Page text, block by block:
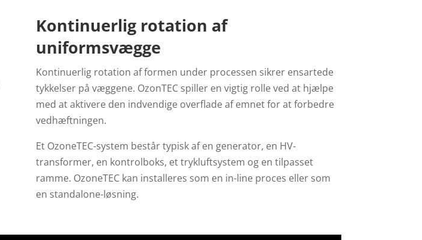
Kontinuerlig rotation af
uniformsvægge
Kontinuerlig rotation af formen under processen sikrer ensartede
tykkelser på væggene. OzonTEC spiller en vigtig rolle ved at hjælpe
med at aktivere den indvendige overflade af emnet for at forbedre
vedhæftningen.
Et OzoneTEC-system består typisk af en generator, en HV-
transformer, en kontrolboks, et trykluftsystem og en tilpasset
ramme. OzoneTEC kan installeres som en in-line proces eller som
en standalone-løsning.